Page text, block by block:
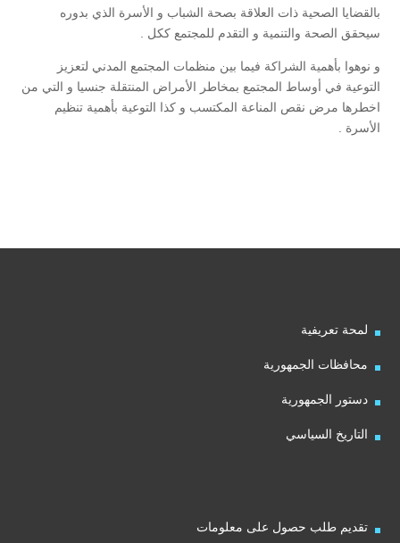
بالقضايا الصحية ذات العلاقة بصحة الشباب و الأسرة الذي بدوره
سيحقق الصحة والتنمية و التقدم للمجتمع ككل .
و نوهوا بأهمية الشراكة فيما بين منظمات المجتمع المدني لتعزيز
التوعية في أوساط المجتمع بمخاطر الأمراض المنتقلة جنسيا و التي من
اخطرها مرض نقص المناعة المكتسب و كذا التوعية بأهمية تنظيم
الأسرة .
لمحة تعريفية
محافظات الجمهورية
دستور الجمهورية
التاريخ السياسي
تقديم طلب حصول على معلومات